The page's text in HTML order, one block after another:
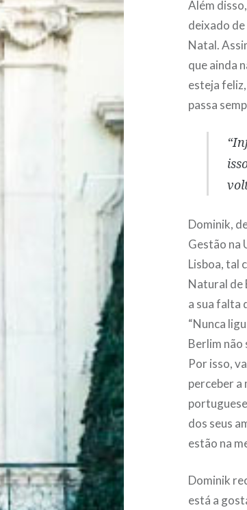
Além
deixado de
Natal.
que ainda
esteja
passa
Dominik,
Gestão na
Lisboa, tal
Natural de
a sua falta
“Nunca
Berlim não
Por isso,
perceber a
dos seus
estão na
Dominik
está a